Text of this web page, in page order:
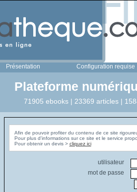
Présentation Configuration requise
Plateforme
71905 ebooks | 23369 articles |
Afin de pouvoir profiter du contenu de ce site
Pour plus d'informations sur ce site et le service
Pour obtenir un devis > cliquez ici
utilisateur
mot de passe